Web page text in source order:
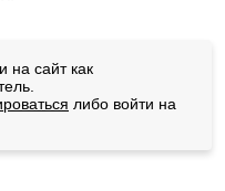
на сайт как
либо войти на